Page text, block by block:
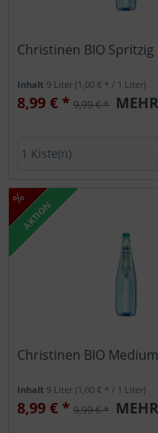
Christinen BIO Spritzig
Inhalt 9 Liter(1,00 € * / 1 Liter)
8,99 € * 9,99 € *
AKTION
Christinen BIO
Inhalt 9 Liter(1,00 € * / 1 Liter)
8,99 € * 9,99 € *